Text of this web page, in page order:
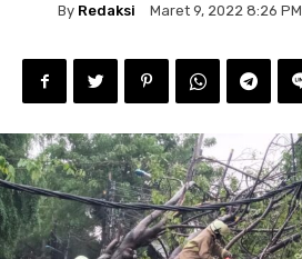
By Redaksi Maret 9, 2022 8:26 PM